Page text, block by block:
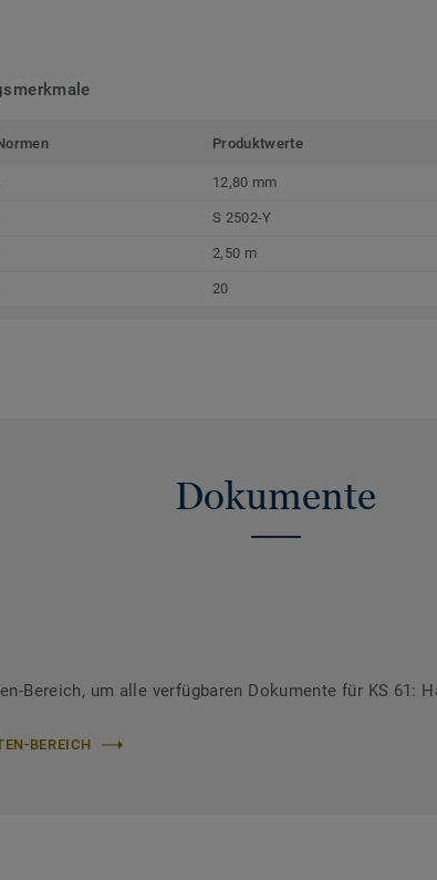
Produktwerte
12,80 mm
S 2502-Y
2,50 m
20
Dokumente
Bereich, um alle verfügbaren Dokumente für KS 61:
BEREICH